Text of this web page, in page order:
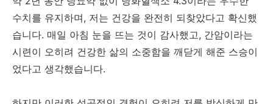
수치를 유지하며, 저는 건강을 완전히 되찾았다고 확신했
습니다. 매일 아침 눈을 뜨는 것이 감사했고, 간암이라는
시련이 오히려 건강한 삶의 소중함을 깨닫게 해준 스승이
었다고 생각했습니다.